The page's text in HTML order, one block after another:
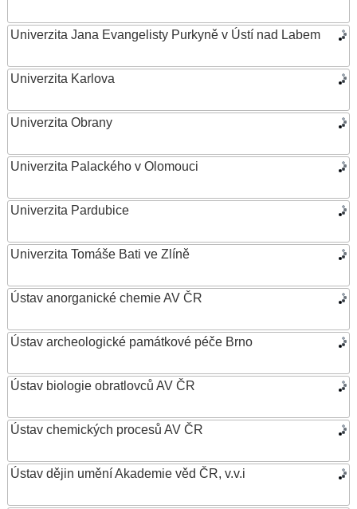
Univerzita Jana Evangelisty Purkyně v Ústí nad Labem
Univerzita Karlova
Univerzita Obrany
Univerzita Palackého v Olomouci
Univerzita Pardubice
Univerzita Tomáše Bati ve Zlíně
Ústav anorganické chemie AV ČR
Ústav archeologické památkové péče Brno
Ústav biologie obratlovců AV ČR
Ústav chemických procesů AV ČR
Ústav dějin umění Akademie věd ČR, v.v.i